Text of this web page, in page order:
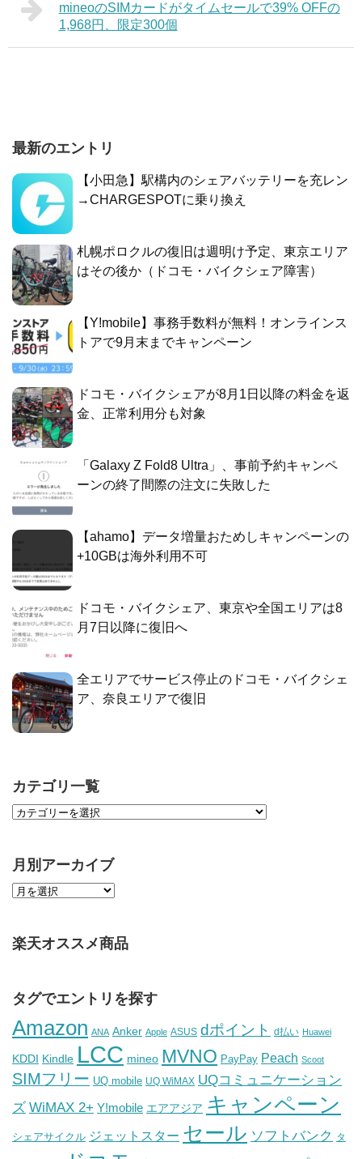
mineoのSIMカードがタイムセールで39% OFFの
1,968円、限定300個
最新のエントリ
【小田急】駅構内のシェアバッテリーを充レン
→CHARGESPOTに乗り換え
札幌ポロクルの復旧は週明け予定、東京エリア
はその後か（ドコモ・バイクシェア障害）
【Y!mobile】事務手数料が無料！オンラインス
トアで9月末までキャンペーン
ドコモ・バイクシェアが8月1日以降の料金を返
金、正常利用分も対象
「Galaxy Z Fold8 Ultra」、事前予約キャンペ
ーンの終了間際の注文に失敗した
【ahamo】データ増量おためしキャンペーンの
+10GBは海外利用不可
ドコモ・バイクシェア、東京や全国エリアは8
月7日以降に復旧へ
全エリアでサービス停止のドコモ・バイクシェ
ア、奈良エリアで復旧
カテゴリ一覧
月別アーカイブ
楽天オススメ商品
タグでエントリを探す
Amazon ANA Anker Apple ASUS dポイント d払い Huawei
KDDI Kindle LCC mineo MVNO PayPay Peach Scoot
SIMフリー UQ mobile UQ WiMAX UQコミュニケーション
ズ WiMAX 2+ Y!mobile エアアジア キャンペーン
シェアサイクル ジェットスター セール ソフトバンク タ